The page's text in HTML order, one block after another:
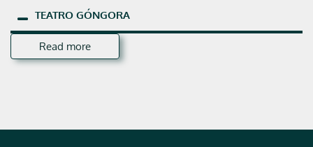
TEATRO GÓNGORA
Read more